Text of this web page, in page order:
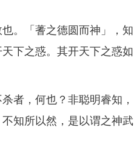
。「蓍之德圆而神」，知
下之惑。其开天下之惑如
者，何也？非聪明睿知，
知所以然，是以谓之神武